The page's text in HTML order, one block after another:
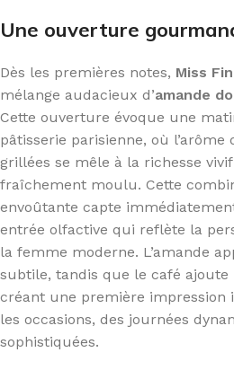
Une ouverture
Dès les premières notes, Miss
mélange audacieux d’amande
Cette ouverture évoque une
pâtisserie parisienne, où l’arôme
grillées se mêle à la richesse
fraîchement moulu. Cette
envoûtante capte
entrée olfactive qui reflète la
la femme moderne. L’amande
subtile, tandis que le café ajoute
créant une première impression
les occasions, des journées
sophistiquées.